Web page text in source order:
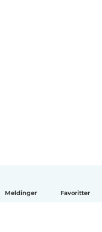
Meldinger Favoritter